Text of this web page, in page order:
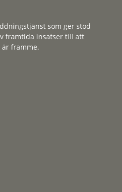
som ger stöd
framtida insatser till att
framme.